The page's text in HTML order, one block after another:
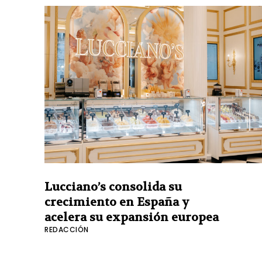
o
k
e
s
t
p
p
Lucciano’s consolida su
crecimiento en España y
acelera su expansión europea
REDACCIÓN